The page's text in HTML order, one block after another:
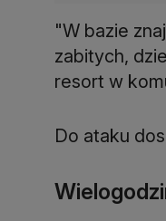
"W bazie
zabitych,
resort w
Do ataku